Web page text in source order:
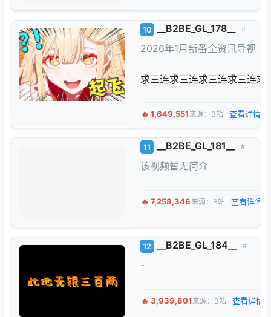
10 __B2BE_GL_178__ #
2026年1月新番全资讯导视
求三连求三连求三连求三连
🔥 1,649,551来源：B站 查看详情 →
11 __B2BE_GL_181__ #
该视频暂无简介
🔥 7,258,346来源：B站 查看详情
12 __B2BE_GL_184__ #
-
🔥 3,939,801来源：B站 查看详情